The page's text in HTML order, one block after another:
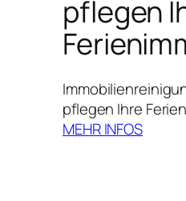
pflegen
pflegen Ihre
MEHR INFOS